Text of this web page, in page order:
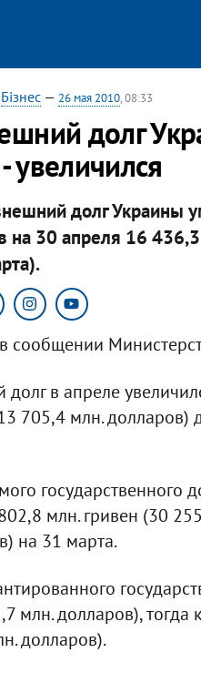
Бізнес— 26 мая 2010, 08:33
долг
увеличился
долг Украины
на 30 апреля 16
сообщении
в апреле
705,4 млн.
государственного
млн. гривен (30
на 31 марта.
млн. долларов),
долларов).